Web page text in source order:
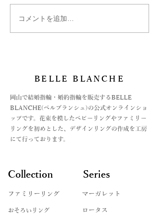
ファミリーリング B002ハ
コメントを追加…
BELLE BLANCHE
​岡山で結婚指輪・婚約指輪を販売するBELLE
BLANCHE(ベルブランシュ)の公式オンラインショ
ップです。花束を模したベビーリングやファミリー
リングを初めとした、デザインリングの作成を工房
にて行っております。
Collection Series
ファミリーリング マーガレット
​おそろいリング ロータス